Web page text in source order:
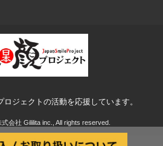
ジェクトの活動を応援しています。
会社 Gililita inc., All rights reserved.